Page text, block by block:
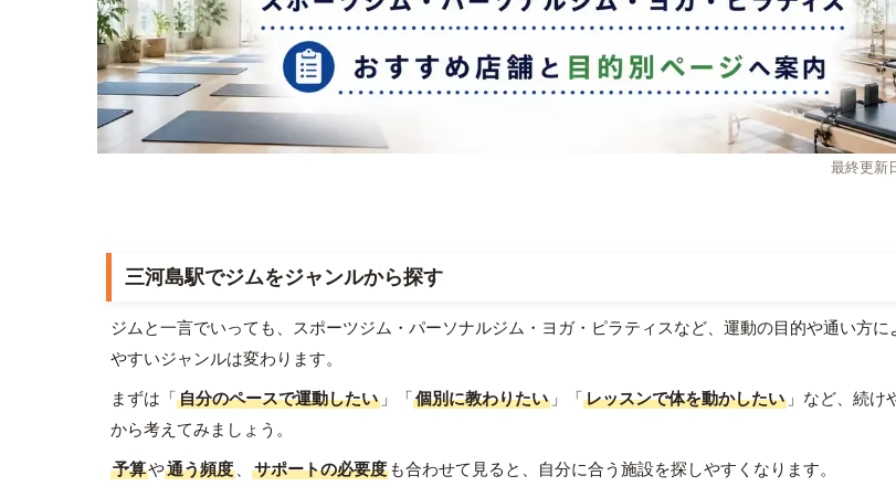
最終更新
三河島駅でジムをジャンルから探す
ジムと一言でいっても、スポーツジム・パーソナルジム・ヨガ・ピラティスなど、運動の目的や通い方に
やすいジャンルは変わります。
まずは「自分のペースで運動したい 」「個別に教わりたい 」「レッスンで体を動かしたい 」など、続け
から考えてみましょう。
予算や通う頻度 、 サポートの必要度 も合わせて見ると、自分に合う施設を探しやすくなります。